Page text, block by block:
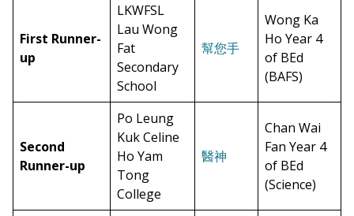
First Runner-
up
LKWFSL
Lau Wong
Fat
Secondary
School
幫您手
Wong Ka
Ho Year 4
of BEd
(BAFS)
Second
Runner-up
Po Leung
Kuk Celine
Ho Yam
Tong
College
醫神
Chan Wai
Fan Year 4
of BEd
(Science)